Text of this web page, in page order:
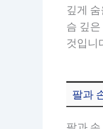
깊게
슴 깊
것입니
팔과